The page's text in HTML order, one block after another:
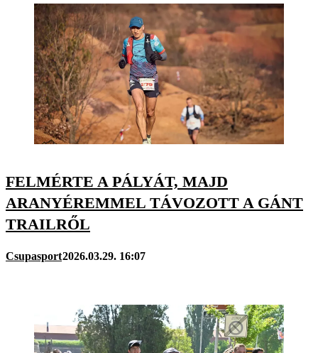
FELMÉRTE A PÁLYÁT, MAJD
ARANYÉREMMEL TÁVOZOTT A GÁNT
TRAILRŐL
Csupasport2026.03.29. 16:07